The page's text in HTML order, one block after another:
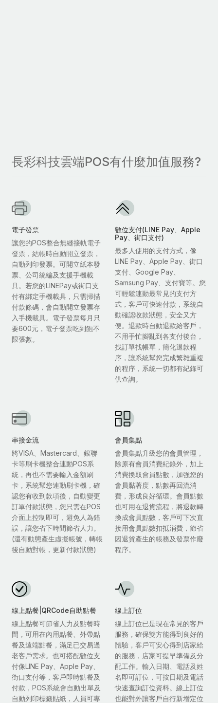
長彩科技雲端POS有什麼加值服務?
電子發票
讓您的POS整合無縫接軌電子
發票，結帳時自動開立發票，
自動列印發票。可開立紙本發
票、公司統編及支援手機載
具。若您的LINEPay或街口支
付有綁定手機載具，只需掃描
付款條碼，會自動開立發票存
入手機載具。電子發票每月只
要600元，電子發票吃到飽不
限張數。
數位支付(LINE Pay、Apple
Pay、街口支付)
最多人使用的支付方式，像
LINE Pay、Apple Pay、街口
支付、Google Pay、
Samsung Pay、支付寶等。您
可輕鬆連動最常見的支付方
式，客戶可快速付款，系統自
動確認收款狀態，安全又方
便。退款時自動退款給客戶，
不用手忙腳亂到各支付後台，
找訂單找帳單，簡化退款程
序，讓系統幫您完成繁雜重複
的程序，系統一切都有紀錄可
供查詢。
串接金流
將VISA、Mastercard、銀聯
卡等刷卡機整合連動POS系
統，再也不需要輸入金額刷
卡，系統幫您連動刷卡機，確
認您有收到款項後，自動變更
訂單付款狀態，您只需在POS
介面上控制即可，避免人為錯
誤，讓您省下時間節省人力。
(還有動態產生虛擬帳號，轉帳
後自動對帳，更新付款狀態)
會員集點
會員集點升級您的會員管理，
除原有會員消費紀錄外，加上
消費換取會員點數，加強您的
會員黏著度，點數再回流消
費，形成良好循環。會員點數
也可用在退貨流程，將退款轉
換成會員點數，客戶可下次直
接用會員點數扣抵消費，節省
因退貨產生的帳務及發票作廢
程序。
線上點餐|QRCode自助點餐
線上點餐可節省人力及點餐時
間，可用在內用點餐、外帶點
餐及遠端點餐，滿足已交易過
老客戶需求。也可搭配數位支
付像LINE Pay、Apple Pay、
街口支付等，客戶即時點餐及
付款，POS系統會自動出單及
自動列印標籤貼紙，人員可專
線上訂位
線上訂位已是現在常見的客戶
服務，確保雙方能得到良好的
體驗，客戶可安心得到店家給
的服務，店家可提早準備及分
配工作。輸入日期、電話及姓
名即可訂位，可按日期及電話
快速查詢訂位資料。線上訂位
也能對外讓客戶自行新增定位